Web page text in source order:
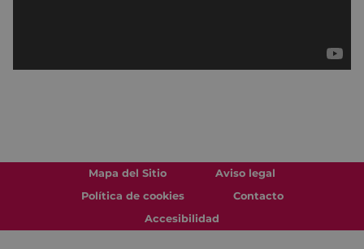
Mapa del Sitio
Aviso legal
Política de cookies
Contacto
Accesibilidad